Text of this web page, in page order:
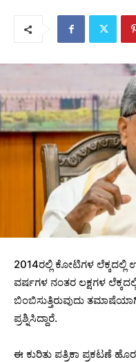
2014ರಲ್ಲಿ ಕೋಟಿಗಳ ಲೆಕ್ಕದಲ್ಲಿ
ವರ್ಷಗಳ ನಂತರ ಲಕ್ಷಗಳ
ಬಿಂಬಿಸುತ್ತಿರುವುದು
ಪ್ರಶ್ನಿಸಿದ್ದಾರೆ.
ಈ ಕುರಿತು ಪತ್ರಿಕಾ ಪ್ರಕಟಣೆ